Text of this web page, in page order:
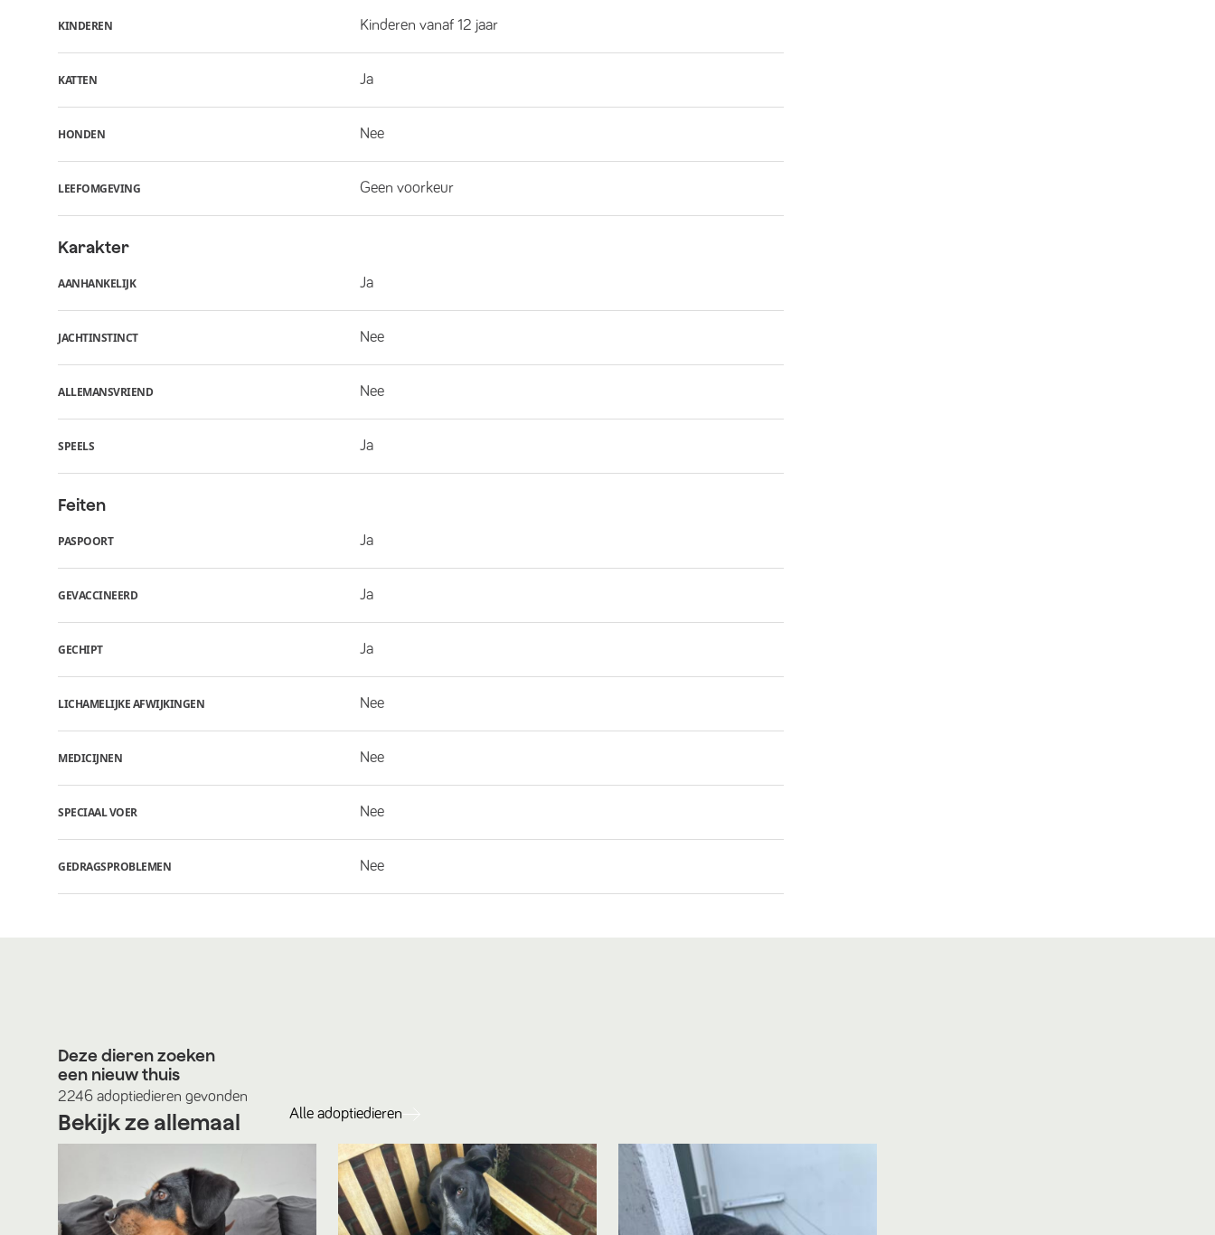
KINDEREN Kinderen vanaf 12 jaar
KATTEN Ja
HONDEN Nee
LEEFOMGEVING Geen voorkeur
Karakter
AANHANKELIJK Ja
JACHTINSTINCT Nee
ALLEMANSVRIEND Nee
SPEELS Ja
Feiten
PASPOORT Ja
GEVACCINEERD Ja
GECHIPT Ja
LICHAMELIJKE AFWIJKINGEN Nee
MEDICIJNEN Nee
SPECIAAL VOER Nee
GEDRAGSPROBLEMEN Nee
Deze dieren zoeken
een nieuw thuis
2246 adoptiedieren gevonden
Bekijk ze allemaal Alle adoptiedieren